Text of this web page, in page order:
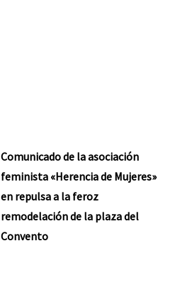
Comunicado de la asociación
feminista «Herencia de Mujeres»
en repulsa a la feroz
remodelación de la plaza del
Convento